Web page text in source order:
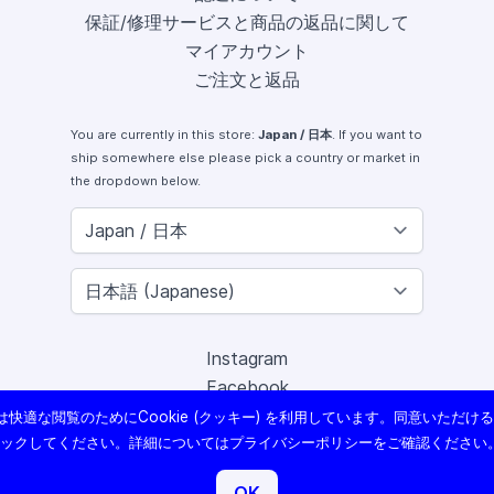
保証/修理サービスと商品の返品に関して
マイアカウント
ご注文と返品
You are currently in this store: Japan / 日本 . If you want to
ship somewhere else please pick a country or market in
the dropdown below.
Instagram
Facebook
X (Twitter)
Youtube
Lomography
快適な閲覧のためにCookie (クッキー) を利用しています。同意いただけ
ックしてください。詳細についてはプライバシーポリシーをご確認ください